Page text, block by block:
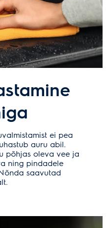
ei pea
auru abil.
põhjas oleva vee ja
ning pindadele
saavutad